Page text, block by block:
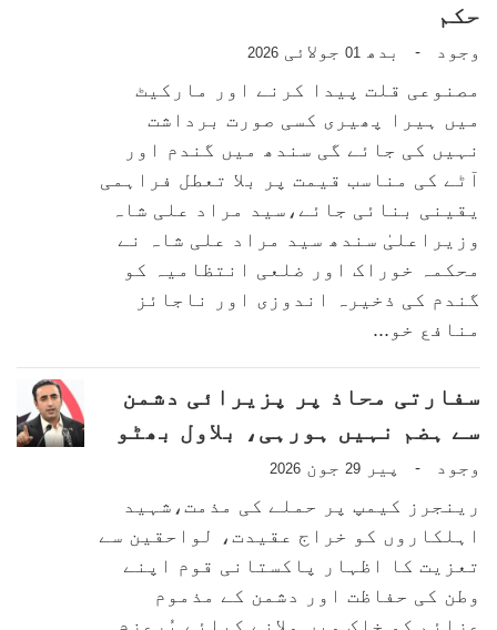
حکم
وجود - بدھ 01 جولائی 2026
مصنوعی قلت پیدا کرنے اور مارکیٹ
میں ہیرا پھیری کسی صورت برداشت
نہیں کی جائے گی سندھ میں گندم اور
آٹے کی مناسب قیمت پر بلا تعطل فراہمی
یقینی بنائی جائے،سید مراد علی شاہ
وزیراعلیٰ سندھ سید مراد علی شاہ نے
محکمہ خوراک اور ضلعی انتظامیہ کو
گندم کی ذخیرہ اندوزی اور ناجائز
منافع خو...
سفارتی محاذ پر پزیرائی دشمن
سے ہضم نہیں ہورہی، بلاول بھٹو
وجود - پیر 29 جون 2026
رینجرز کیمپ پر حملے کی مذمت،شہید
اہلکاروں کو خراج عقیدت، لواحقین سے
تعزیت کا اظہار پاکستانی قوم اپنے
وطن کی حفاظت اور دشمن کے مذموم
عزائم کو خاک میں ملانے کیلئے پُرعزم